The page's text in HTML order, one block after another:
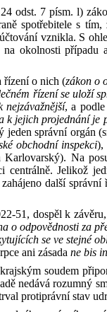
24 odst. 7písm. l)
spotřebitele s tím,
vznikla. S
na okolnosti případu a
řízenío nich (zákon o
řízení se uloží
nejzávažnější, a podle
k jejich projednání je
jeden správní orgán
obchodní inspekci),
Karlovarský). Na
centrálně.Jelikož
další
‑51, dospěl k
o odpovědnosti za
se ve stejné
ani zásada ne bis
krajským soudem
nedává rozumný
protiprávní stav